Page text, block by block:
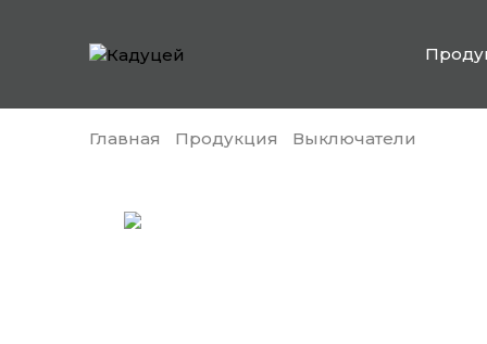
Главная Продукция Выключатели